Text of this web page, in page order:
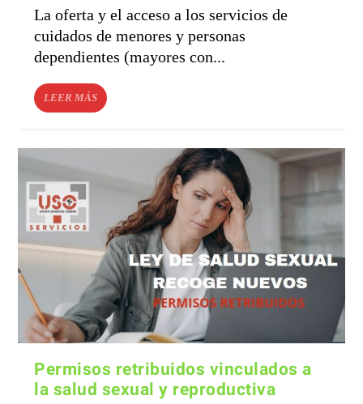
La oferta y el acceso a los servicios de
cuidados de menores y personas
dependientes (mayores con...
LEER MÁS
Permisos retribuidos vinculados a
la salud sexual y reproductiva